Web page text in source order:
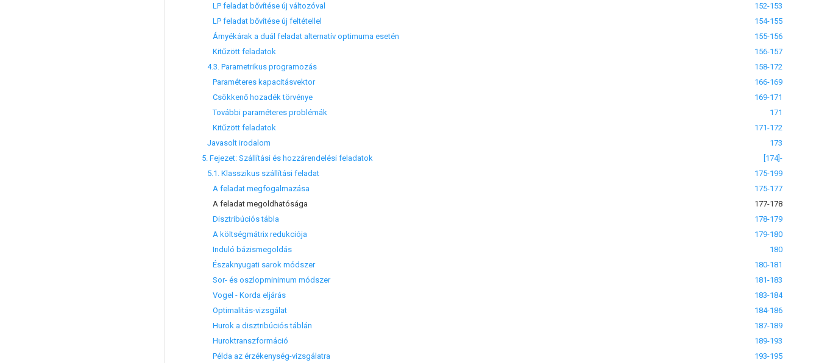
LP feladat bővítése új változóval
152-153
LP feladat bővítése új feltétellel
154-155
Árnyékárak a duál feladat alternatív optimuma esetén
155-156
Kitűzött feladatok
156-157
4.3. Parametrikus programozás
158-172
Paraméteres kapacitásvektor
166-169
Csökkenő hozadék törvénye
169-171
További paraméteres problémák
171
Kitűzött feladatok
171-172
Javasolt irodalom
173
5. Fejezet: Szállítási és hozzárendelési feladatok
[174]-
5.1. Klasszikus szállítási feladat
175-199
A feladat megfogalmazása
175-177
A feladat megoldhatósága
177-178
Disztribúciós tábla
178-179
A költségmátrix redukciója
179-180
Induló bázismegoldás
180
Északnyugati sarok módszer
180-181
Sor- és oszlopminimum módszer
181-183
Vogel - Korda eljárás
183-184
Optimalitás-vizsgálat
184-186
Hurok a disztribúciós táblán
187-189
Huroktranszformáció
189-193
Példa az érzékenység-vizsgálatra
193-195